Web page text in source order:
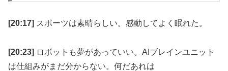
[20:17] スポーツは素晴らしい。感動してよく眠れた。
[20:23] ロボットも夢があっていい。AIブレインユニット
は仕組みがまだ分からない。何だあれは